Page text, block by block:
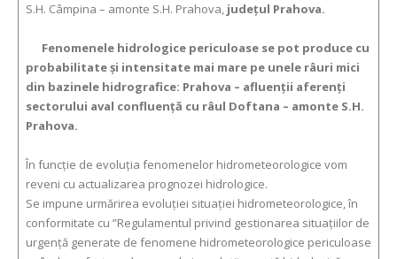
S.H. Câmpina – amonte S.H. Prahova, județul Prahova.
Fenomenele hidrologice periculoase se pot produce cu
probabilitate și intensitate mai mare pe unele râuri mici
din bazinele hidrografice: Prahova – afluenții aferenți
sectorului aval confluență cu râul Doftana – amonte S.H.
Prahova.
În funcţie de evoluţia fenomenelor hidrometeorologice vom
reveni cu actualizarea prognozei hidrologice.
Se impune urmărirea evoluţiei situaţiei hidrometeorologice, în
conformitate cu ”Regulamentul privind gestionarea situaţiilor de
urgenţă generate de fenomene hidrometeorologice periculoase